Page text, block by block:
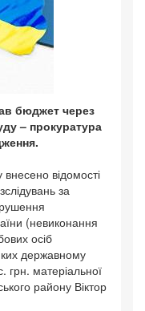
бюджет через
– прокуратура
відомості
за
(невиконання
осіб
державному
матеріальної
району Віктор